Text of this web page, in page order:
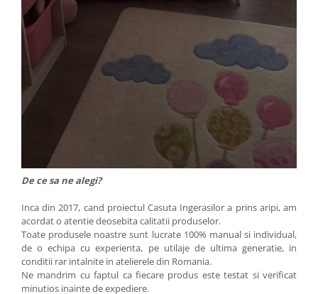
De ce sa ne alegi?
Inca din 2017, cand proiectul Casuta Ingerasilor a prins aripi, am
acordat o atentie deosebita calitatii produselor.
Toate produsele noastre sunt lucrate 100% manual si individual,
de o echipa cu experienta, pe utilaje de ultima generatie, in
conditii rar intalnite in atelierele din Romania.
Ne mandrim cu faptul ca fiecare produs este testat si verificat
minutios inainte de expediere.